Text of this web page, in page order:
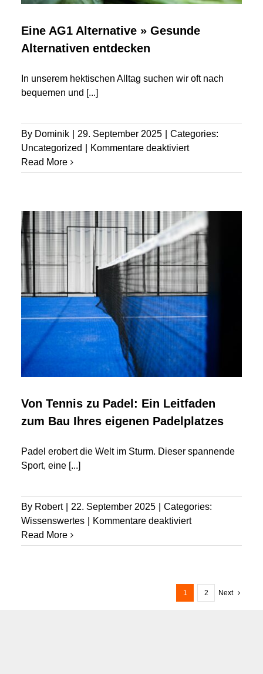
Eine AG1 Alternative » Gesunde
Alternativen entdecken
In unserem hektischen Alltag suchen wir oft nach
bequemen und [...]
By Dominik 29. September 2025
Categories:
Uncategorized
Kommentare deaktiviertfür
AG1
Gesunde
Alternativen
entdecken
Read More
Von Tennis zu Padel: Ein Leitfaden
zum Bau Ihres eigenen Padelplatzes
Padel erobert die Welt im Sturm. Dieser spannende
Sport, eine[...]
By Robert 22. September 2025
Categories:
Wissenswertes
Kommentare deaktiviertfür
Tennis
Ein
Leitfaden
Read More
1 2 Next